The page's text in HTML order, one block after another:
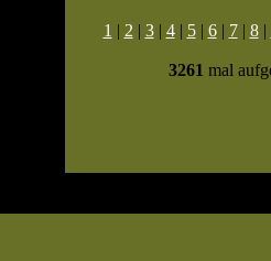
1 | 2 | 3| 4| 5| 6| 7| 8|
3261 mal